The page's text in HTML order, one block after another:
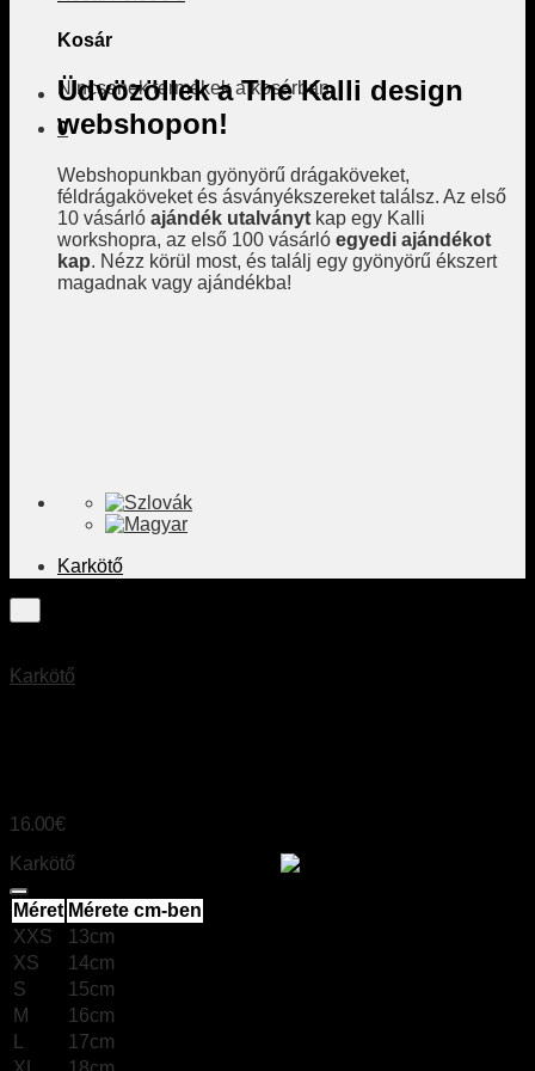
Kosár
Nincsenek termékek a kosárban.
0
Üdvözöllek a The Kalli design
webshopon!
Webshopunkban gyönyörű drágaköveket,
féldrágaköveket és ásványékszereket találsz. Az első
10 vásárló ajándék utalványt kap egy Kalli
workshopra, az első 100 vásárló egyedi ajándékot
kap. Nézz körül most, és találj egy gyönyörű ékszert
magadnak vagy ajándékba!
Karkötő
Karkötő
16.00€
Karkötő
Méret Mérete cm-ben
XXS
13cm
XS
14cm
S
15cm
M
16cm
L
17cm